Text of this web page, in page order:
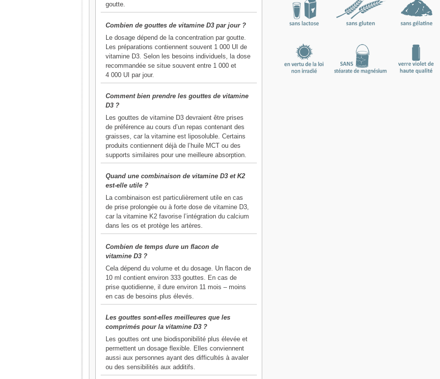
goutte.
Combien de gouttes de vitamine D3 par jour ?
Le dosage dépend de la concentration par goutte.
Les préparations contiennent souvent 1 000 UI de
vitamine D3. Selon les besoins individuels, la dose
recommandée se situe souvent entre 1 000 et
4 000 UI par jour.
Comment bien prendre les gouttes de vitamine
D3 ?
Les gouttes de vitamine D3 devraient être prises
de préférence au cours d’un repas contenant des
graisses, car la vitamine est liposoluble. Certains
produits contiennent déjà de l’huile MCT ou des
supports similaires pour une meilleure absorption.
Quand une combinaison de vitamine D3 et K2
est-elle utile ?
La combinaison est particulièrement utile en cas
de prise prolongée ou à forte dose de vitamine D3,
car la vitamine K2 favorise l’intégration du calcium
dans les os et protège les artères.
Combien de temps dure un flacon de
vitamine D3 ?
Cela dépend du volume et du dosage. Un flacon de
10 ml contient environ 333 gouttes. En cas de
prise quotidienne, il dure environ 11 mois – moins
en cas de besoins plus élevés.
Les gouttes sont-elles meilleures que les
comprimés pour la vitamine D3 ?
Les gouttes ont une biodisponibilité plus élevée et
permettent un dosage flexible. Elles conviennent
aussi aux personnes ayant des difficultés à avaler
ou des sensibilités aux additifs.